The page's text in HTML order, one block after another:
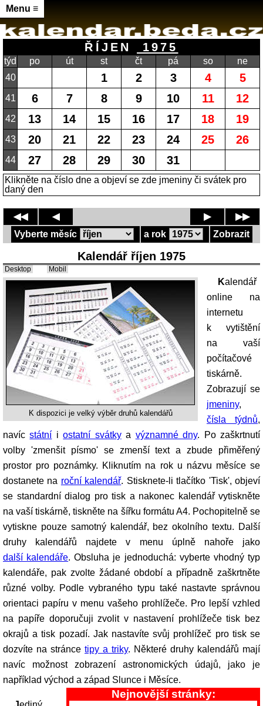
Menu ≡
ŘÍJEN 1975
týd po út st čt pá so
ne
40
1 2 3 4 5
41 6 7 8 9 10 11 12
42 13 14 15 16 17 18 19
43 20 21 22 23 24 25 26
44 27 28 29 30 31
Klikněte na číslo dne a objeví se zde jmeniny či svátek pro
daný den
Vyberte měsíc a rok Zobrazit
◀◀ ◀ ▶ ▶▶
Kalendář říjen 1975
Desktop Mobil
K dispozici je velký výběr druhů kalendářů
Kalendář
online na
internetu
k vytištění
na vaší
počítačové
tiskárně.
Zobrazují se
jmeniny,
čísla týdnů,
navícstátní iostatní svátkya významné dny. Po zaškrtnutí
volby 'zmenšit písmo' se zmenší text a zbude přiměřený
prostor pro poznámky. Kliknutím na rok u názvu měsíce se
dostanete na roční kalendář. Stisknete-li tlačítko 'Tisk', objeví
se standardní dialog pro tisk a nakonec kalendář vytiskněte
na vaší tiskárně, tiskněte na šířku formátu A4. Pochopitelně se
vytiskne pouze samotný kalendář, bez okolního textu. Další
druhy kalendářů najdete v menu úplně nahoře jako
další kalendáře. Obsluha je jednoduchá: vyberte vhodný typ
kalendáře, pak zvolte žádané období a případně zaškrtněte
různé volby. Podle vybraného typu také nastavte správnou
orientaci papíru v menu vašeho prohlížeče. Pro lepší vzhled
na papíře doporučuji zvolit v nastavení prohlížeče tisk bez
okrajů a tisk pozadí. Jak nastavíte svůj prohlížeč pro tisk se
dozvíte na stránce tipy a triky. Některé druhy kalendářů mají
navíc možnost zobrazení astronomických údajů, jako je
například východ a západ Slunce i Měsíce.
Nejnovější stránky: